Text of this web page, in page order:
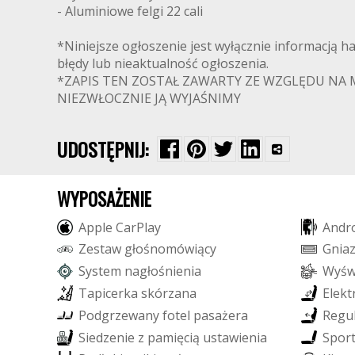
- Aluminiowe felgi 22 cali
*Niniejsze ogłoszenie jest wyłącznie informacją
błędy lub nieaktualność ogłoszenia.
*ZAPIS TEN ZOSTAŁ ZAWARTY ZE WZGLĘDU NA
NIEZWŁOCZNIE JĄ WYJAŚNIMY
UDOSTĘPNIJ:
WYPOSAŻENIE
Apple CarPlay Andr
Zestaw głośnomówiący Gniaz
System nagłośnienia Wyś
Tapicerka skórzana Elekt
Podgrzewanyfotel pasażera Regul
Siedzenie z pamięcią ustawienia Sport